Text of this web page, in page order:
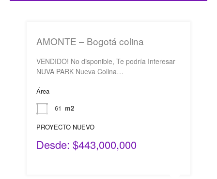
AMONTE – Bogotá colina
VENDIDO! No disponible, Te podría Interesar
NUVA PARK Nueva Colina…
Área
61 m2
PROYECTO NUEVO
Desde: $443,000,000